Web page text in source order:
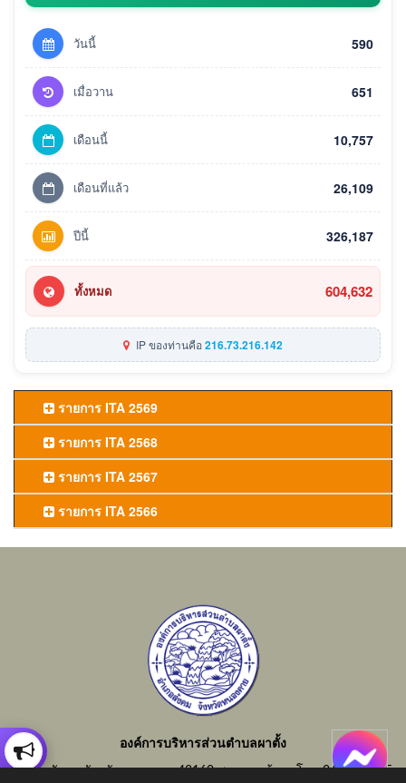
วันนี้ 590
เมื่อวาน 651
เดือนนี้ 10,757
เดือนที่แล้ว 26,109
ปีนี้ 326,187
ทั้งหมด 604,632
IP ของท่านคือ216.73.216.142
รายการ ITA 2569
รายการ ITA 2568
รายการ ITA 2567
รายการ ITA 2566
องค์การบริหารส่วนตำบลผาตั้ง
อำเภอสังคม จังหวัดหนองคาย 43160 สอบถามข้อมูลโทร 042-414855